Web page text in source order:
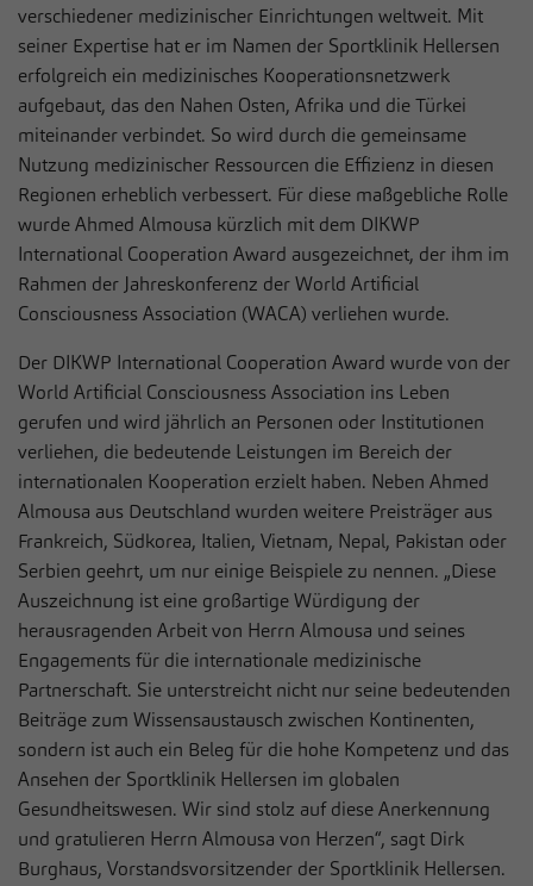
verschiedener medizinischer Einrichtungen weltweit. Mit
seiner Expertise hat er im Namen der Sportklinik Hellersen
erfolgreich ein medizinisches Kooperationsnetzwerk
aufgebaut, das den Nahen Osten, Afrika und die Türkei
miteinander verbindet. So wird durch die gemeinsame
Nutzung medizinischer Ressourcen die Effizienz in diesen
Regionen erheblich verbessert. Für diese maßgebliche Rolle
wurde Ahmed Almousa kürzlich mit dem DIKWP
International Cooperation Award ausgezeichnet, der ihm im
Rahmen der Jahreskonferenz der World Artificial
Consciousness Association (WACA) verliehen wurde.
Der DIKWP International Cooperation Award wurde von der
World Artificial Consciousness Association ins Leben
gerufen und wird jährlich an Personen oder Institutionen
verliehen, die bedeutende Leistungen im Bereich der
internationalen Kooperation erzielt haben. Neben Ahmed
Almousa aus Deutschland wurden weitere Preisträger aus
Frankreich, Südkorea, Italien, Vietnam, Nepal, Pakistan oder
Serbien geehrt, um nur einige Beispiele zu nennen. „Diese
Auszeichnung ist eine großartige Würdigung der
herausragenden Arbeit von Herrn Almousa und seines
Engagements für die internationale medizinische
Partnerschaft. Sie unterstreicht nicht nur seine bedeutenden
Beiträge zum Wissensaustausch zwischen Kontinenten,
sondern ist auch ein Beleg für die hohe Kompetenz und das
Ansehen der Sportklinik Hellersen im globalen
Gesundheitswesen. Wir sind stolz auf diese Anerkennung
und gratulieren Herrn Almousa von Herzen“, sagt Dirk
Burghaus, Vorstandsvorsitzender der Sportklinik Hellersen.
Laufzeit 1 Jahr
Zweck
Dieses Cookie wird verwendet, um Ihre
Cookie-Einstellungen für diese Website zu
speichern.
Name fe_typo_user / PHPSESSID
Anbieter Sportklinik Hellersen
Zweck
Dieses Cookie ist ein Standard-Session-
Cookie von TYPO3. Es speichert im Falle
eines Benutzer-Logins die Session-ID. So
kann der eingeloggte Benutzer
wiedererkannt werden und es wird ihm
Zugang zu geschützten Bereichen gewährt.
Live-Chat
Auf unserer Webseite nutzen wir den Zendesk-Chat, eine Live-
Chat-Software des US-Unternehmens Zendesk Inc. In dieser
werden die Nachrichten und die Daten, die über den Live-Chat
eingehen, bearbeitet und dokumentiert. Der Zendesk-Chat dient
dem Zweck einer direkten Kommunikation in Echtzeit
(sogenannter Live-Chat) mit Besuchern der eigenen Webseite.
Name __zlcmid
Anbieter Zendesk
Laufzeit 1 Jahr
Zweck
Speichert die ID des Besuchers zur
Authentifizierung des Widgets
Cookie-Informationen anzeigen
Statistiken
Statistik Cookies erfassen Informationen anonym. Diese
unsere Website nutzen.
Name _pk_*.*
Anbieter Sportklinik Hellersen
Laufzeit 13 Monate
Zweck
Cookie von Matomo für Website-Analysen.
Erzeugt statistische Daten darüber, wie der
Besucher die Website nutzt.
Cookie-Informationen anzeigen
Externe Inhalte
Wir verwenden auf unserer Website externe Inhalte, um Ihnen
zusätzliche Informationen anzubieten.